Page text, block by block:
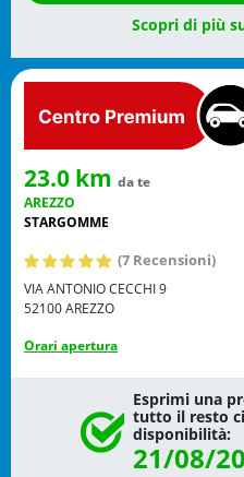
Scopri di più
23.0 km da te
AREZZO
STARGOMME
(7 Recensioni)
VIA ANTONIO CECCHI 9
52100AREZZO
Orari apertura
Esprimi una
tutto il resto
disponibilità:
21/08/